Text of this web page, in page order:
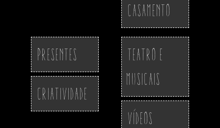
Casamento
Presentes
Criatividade
Teatro e
Musicais
Vídeos